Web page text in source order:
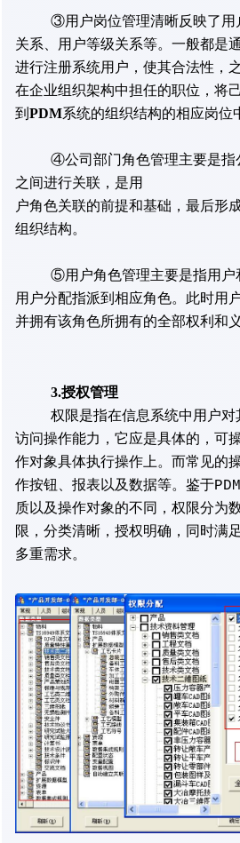
③用户岗位管理清晰反映了用
关系、用户等级关系等。一般都是
进行注册系统用户，使其合法性，
在企业组织架构中担任的职位，将
到PDM系统的组织结构的相应岗位
④公司部门角色管理主要是指
之间进行关联，是用
户角色关联的前提和基础，最后形
组织结构。
⑤用户角色管理主要是指用户
用户分配指派到相应角色。此时用
并拥有该角色所拥有的全部权利和义
3.授权管理
权限是指在信息系统中用户对
访问操作能力，它应是具体的，可
作对象具体执行操作上。而常见的
作按钮、报表以及数据等。鉴于
质以及操作对象的不同，权限分为
限，分类清晰，授权明确，同时满
多重需求。